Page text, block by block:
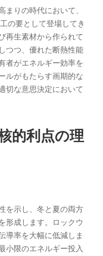
りの時代において、
の要として登場してき
再生素材から作られて
つつ、優れた断熱性能
者がエネルギー効率を
ルがもたらす画期的な
切な意思決定において
的利点の理
を示し、冬と夏の両方
形成します。ロックウ
導率を大幅に低減しま
小限のエネルギー投入